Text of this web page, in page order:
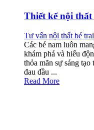
Thiết kế nội
Tư vấn nội thất bé trai
Các bé nam luôn
khám phá và hiếu
thỏa mãn sự sáng
đau đầu ...
Read More